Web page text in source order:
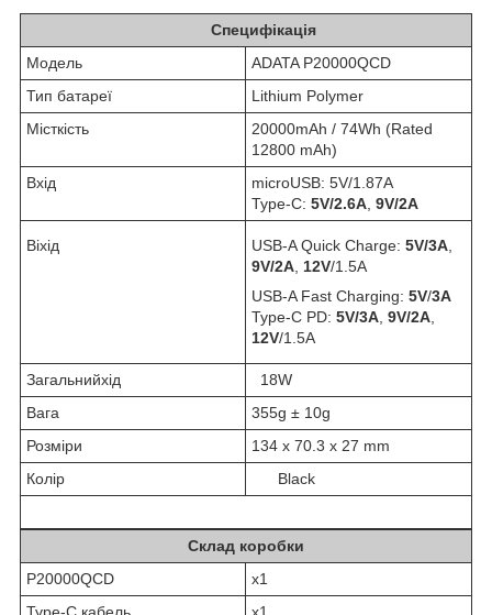
Специфікація
Модель
ADATA P20000QCD
Тип батареї
Lithium Polymer
Місткість
20000mAh / 74Wh (Rated
12800 mAh)
Вхід
microUSB: 5V/1.87A
Type-C: 5V/2.6A 9V/2A
Віхід USB-A Quick Charge: 5V/3A
9V/2A 12V/1.5A
USB-A Fast Charging: 5V/3A
Type-C PD: 5V/3A 9V/2A
12V/1.5A
Загальнийхід
18W
Вага
355g ± 10g
Розміри
134 x 70.3 x 27 mm
Колір
Black
Склад коробки
P20000QCD
x1
Type-C кабель
x1